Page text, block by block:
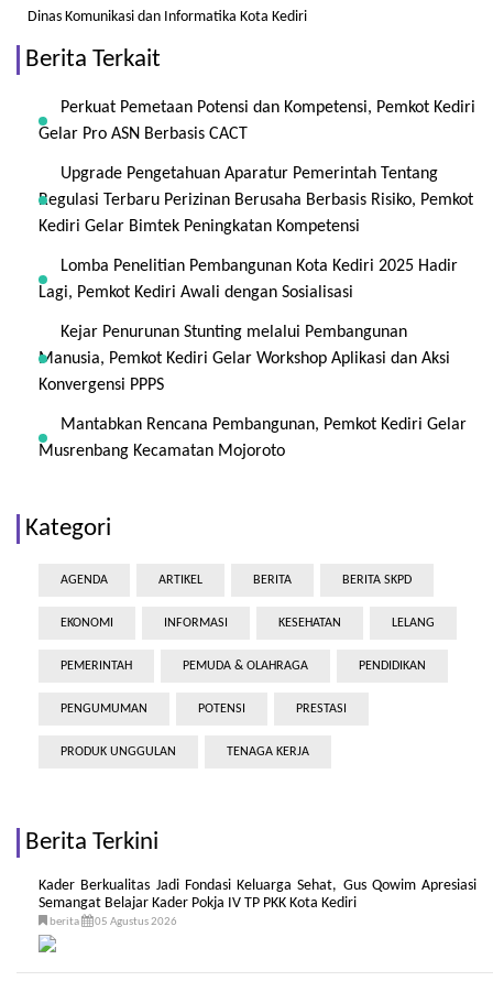
Dinas Komunikasi dan Informatika Kota Kediri
Berita Terkait
Perkuat Pemetaan Potensi dan Kompetensi, Pemkot Kediri
Gelar Pro ASN Berbasis CACT
Upgrade Pengetahuan Aparatur Pemerintah Tentang
Regulasi Terbaru Perizinan Berusaha Berbasis Risiko, Pemkot
Kediri Gelar Bimtek Peningkatan Kompetensi
Lomba Penelitian Pembangunan Kota Kediri 2025 Hadir
Lagi, Pemkot Kediri Awali dengan Sosialisasi
Kejar Penurunan Stunting melalui Pembangunan
Manusia, Pemkot Kediri Gelar Workshop Aplikasi dan Aksi
Konvergensi PPPS
Mantabkan Rencana Pembangunan, Pemkot Kediri Gelar
Musrenbang Kecamatan Mojoroto
Kategori
AGENDA ARTIKEL BERITA BERITA SKPD
EKONOMI INFORMASI KESEHATAN LELANG
PEMERINTAH PEMUDA & OLAHRAGA PENDIDIKAN
PENGUMUMAN POTENSI PRESTASI
PRODUK UNGGULAN TENAGA KERJA
Berita Terkini
Kader Berkualitas Jadi Fondasi Keluarga Sehat, Gus Qowim Apresiasi
Semangat Belajar Kader Pokja IV TP PKK Kota Kediri
berita 05 Agustus 2026